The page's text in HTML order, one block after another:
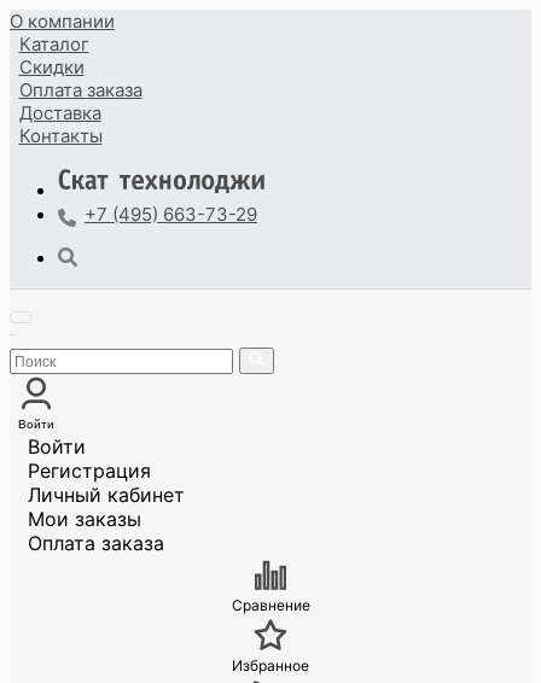
О компании
Каталог
Скидки
Оплата заказа
Доставка
Контакты
+7 (495) 663-73-29
Войти
Войти
Регистрация
Личный кабинет
Мои заказы
Оплата заказа
Сравнение
Избранное